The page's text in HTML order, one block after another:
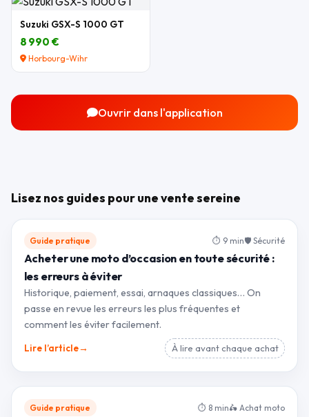
Suzuki GSX-S 1000 GT
8 990 €
Horbourg-Wihr
Ouvrir dans l'application
Lisez nos guides pour une vente sereine
Guide pratique ⏱ 9 min🛡 Sécurité
Acheter une moto d’occasion en toute sécurité :
les erreurs à éviter
Historique, paiement, essai, arnaques classiques… On
passe en revue les erreurs les plus fréquentes et
comment les éviter facilement.
Lire l’article→ À lire avant chaque achat
Guide pratique ⏱ 8 min🛵 Achat moto